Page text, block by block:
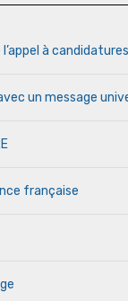
à
un message
française